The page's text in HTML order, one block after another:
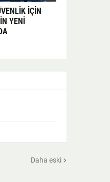
İÇİN
YENİ
Daha eski